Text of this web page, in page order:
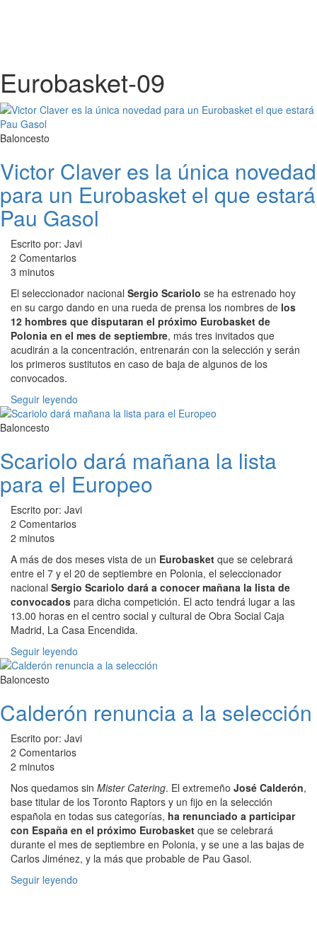
Eurobasket-09
Baloncesto
Victor Claver es la única novedad
para un Eurobasket el que estará
Pau Gasol
Escrito por: Javi
2 Comentarios
3 minutos
El seleccionador nacional Sergio Scariolo se ha estrenado hoy
en su cargo dando en una rueda de prensa los nombres de los
12 hombres que disputaran el próximo Eurobasket de
Polonia en el mes de septiembre, más tres invitados que
acudirán a la concentración, entrenarán con la selección y serán
los primeros sustitutos en caso de baja de algunos de los
convocados.
Seguir leyendo
Baloncesto
Scariolo dará mañana la lista
para el Europeo
Escrito por: Javi
2 Comentarios
2 minutos
A más de dos meses vista de un Eurobasket que se celebrará
entre el 7 y el 20 de septiembre en Polonia, el seleccionador
nacional Sergio Scariolo dará a conocer mañana la lista de
convocados para dicha competición. El acto tendrá lugar a las
13.00 horas en el centro social y cultural de Obra Social Caja
Madrid, La Casa Encendida.
Seguir leyendo
Baloncesto
Calderón renuncia a la selección
Escrito por: Javi
2 Comentarios
2 minutos
Nos quedamos sin Mister Catering. El extremeño José Calderón,
base titular de los Toronto Raptors y un fijo en la selección
española en todas sus categorías, ha renunciado a participar
con España en el próximo Eurobasket que se celebrará
durante el mes de septiembre en Polonia, y se une a las bajas de
Carlos Jiménez, y la más que probable de Pau Gasol.
Seguir leyendo